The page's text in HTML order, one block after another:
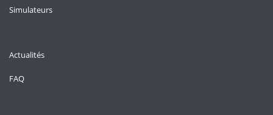
Simulateurs
Actualités
FAQ